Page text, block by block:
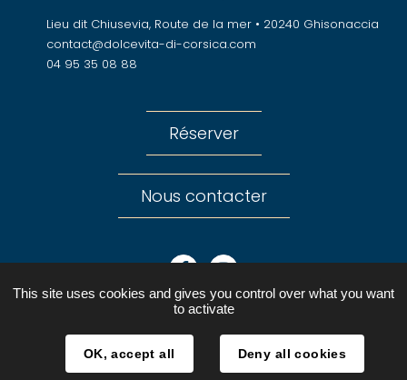
Lieu dit Chiusevia, Route de la mer • 20240 Ghisonaccia
contact@dolcevita-di-corsica.com
04 95 35 08 88
Réserver
Nous contacter
FacebookInstagram
This site uses cookies and gives you control over what you want
to activate
OK, accept all Deny all cookies